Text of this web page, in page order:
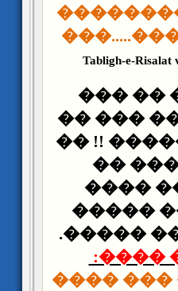
������
��� ���
(Tabligh-e-Risalat
����
����
�����
���
����
��� ���